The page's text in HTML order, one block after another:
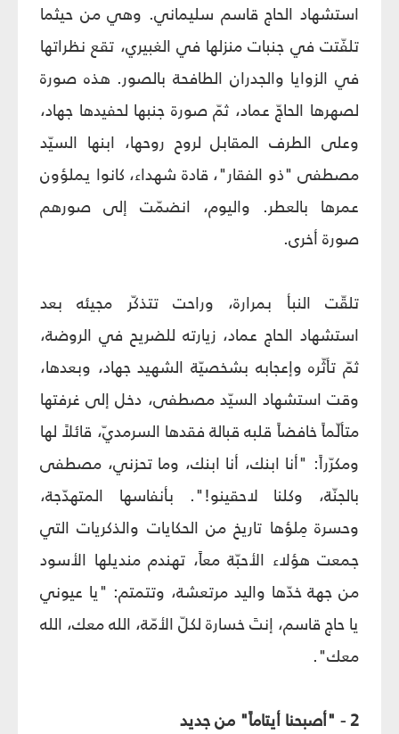
استشهاد الحاج قاسم سليماني. وهي من حيثما
تلفّتت في جنبات منزلها في الغبيري، تقع نظراتها
في الزوايا والجدران الطافحة بالصور. هذه صورة
لصهرها الحاجّ عماد، ثمّ صورة جنبها لحفيدها جهاد،
وعلى الطرف المقابل لروح روحها، ابنها السيّد
مصطفى "ذو الفقار"، قادة شهداء، كانوا يملؤون
عمرها بالعطر. واليوم، انضمّت إلى صورهم
صورة أخرى.
تلقّت النبأ بمرارة، وراحت تتذكّر مجيئه بعد
استشهاد الحاج عماد، زيارته للضريح في الروضة،
ثمّ تأثّره وإعجابه بشخصيّة الشهيد جهاد، وبعدها،
وقت استشهاد السيّد مصطفى، دخل إلى غرفتها
متألّماً خافضاً قلبه قبالة فقدها السرمديّ، قائلاً لها
ومكرّراً: "أنا ابنك، أنا ابنك، وما تحزني، مصطفى
بالجنّة، وكلنا لاحقينو!". بأنفاسها المتهدّجة،
وحسرة مِلؤها تاريخ من الحكايات والذكريات التي
جمعت هؤلاء الأحبّة معاً، تهندم منديلها الأسود
من جهة خدّها واليد مرتعشة، وتتمتم: "يا عيوني
يا حاج قاسم، إنتَ خسارة لكلّ الأمّة، الله معك، الله
معك".
2 - "أصبحنا أيتاماً" من جديد